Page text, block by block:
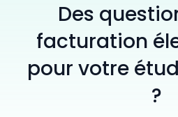
Des
facturation
pour votre
?